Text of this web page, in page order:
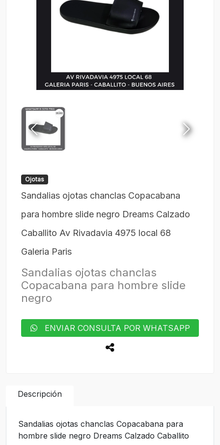
Ojotas
Sandalias ojotas chanclas Copacabana
para hombre slide negro Dreams Calzado
Caballito Av Rivadavia 4975 local 68
Galeria Paris
Sandalias ojotas chanclas
Copacabana para hombre slide
negro
ENVIAR CONSULTA POR WHATSAPP
Descripción
Sandalias ojotas chanclas Copacabana para
hombre slide negro Dreams Calzado Caballito